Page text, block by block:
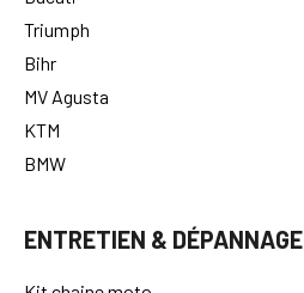
Triumph
Bihr
MV Agusta
KTM
BMW
ENTRETIEN & DÉPANNAGE